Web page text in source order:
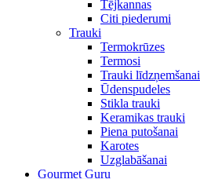
Tējkannas
Citi piederumi
Trauki
Termokrūzes
Termosi
Trauki līdzņemšanai
Ūdenspudeles
Stikla trauki
Keramikas trauki
Piena putošanai
Karotes
Uzglabāšanai
Gourmet Guru